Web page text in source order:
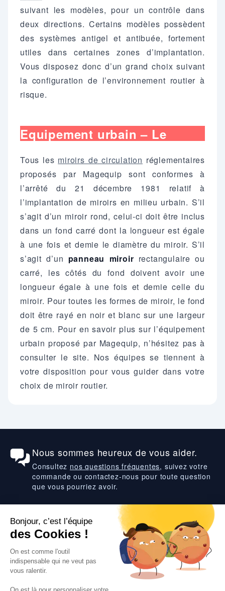
suivant les modèles, pour un contrôle dans
deux directions. Certains modèles possèdent
des systèmes antigel et antibuée, fortement
utiles dans certaines zones d’implantation.
Vous disposez donc d’un grand choix suivant
la configuration de l’environnement routier à
risque.
Equipement urbain – Le
vigueur avec Magequip
Tous les miroirs de circulation réglementaires
proposés par Magequip sont conformes à
l’arrêté du 21 décembre 1981 relatif à
l’implantation de miroirs en milieu urbain. S’il
s’agit d’un miroir rond, celui-ci doit être inclus
dans un fond carré dont la longueur est égale
à une fois et demie le diamètre du miroir. S’il
s’agit d’un panneau miroir rectangulaire ou
carré, les côtés du fond doivent avoir une
longueur égale à une fois et demie celle du
miroir. Pour toutes les formes de miroir, le fond
doit être rayé en noir et blanc sur une largeur
de 5 cm. Pour en savoir plus sur l’équipement
urbain proposé par Magequip, n’hésitez pas à
consulter le site. Nos équipes se tiennent à
votre disposition pour vous guider dans votre
choix de miroir routier.
Nous sommes heureux de vous aider.
Consultez nos questions fréquentes, suivez votre
commande ou contactez-nous pour toute question
que vous pourriez avoir.
Suivez-nous
VOS SERVICES